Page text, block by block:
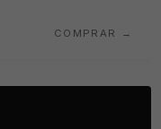
COMPRAR